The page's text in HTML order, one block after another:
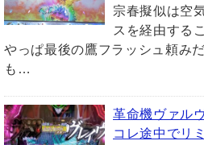
宗春擬似は空
スを経由する
やっぱ最後の鷹フラッシュ頼み
も…
革命機ヴァル
コレ途中でリ